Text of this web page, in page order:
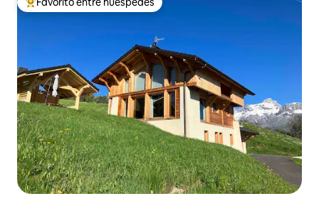
Favorito entre huéspedes preferido